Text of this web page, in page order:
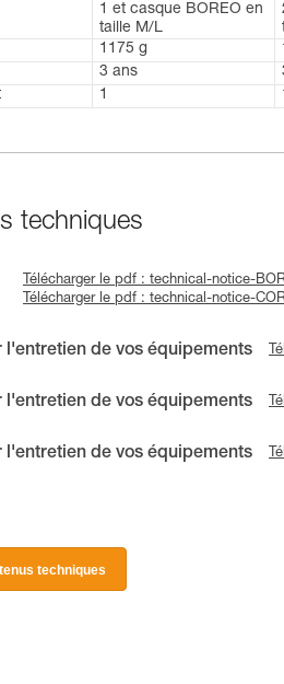
1 et casque BOREO en
taille M/L
1175 g
3 ans
1
techniques
Télécharger le pdf : technical-notice-
Télécharger le pdf : technical-notice-
l'entretien de vos équipements
l'entretien de vos équipements
l'entretien de vos équipements
techniques